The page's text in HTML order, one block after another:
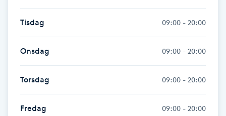
Hälsa
Hälsprickor
Idrottsmassage
Tisdag 09:00 - 20:00
Onsdag 09:00 - 20:00
Torsdag 09:00 - 20:00
Fredag 09:00 - 20:00